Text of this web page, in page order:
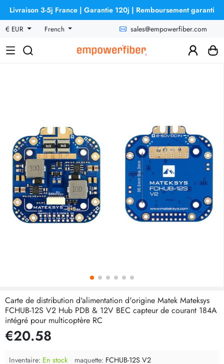
Livraison 3-5j France | Garantie 120j | Remboursement garanti
€ EUR
French sales@empowerfiber.com
Carte de distribution d'alimentation d'origine Matek Mateksys
FCHUB-12S V2 Hub PDB & 12V BEC capteur de courant 184A
intégré pour multicoptère RC
€20.58
Inventaire: En stock maquette: FCHUB-12S V2